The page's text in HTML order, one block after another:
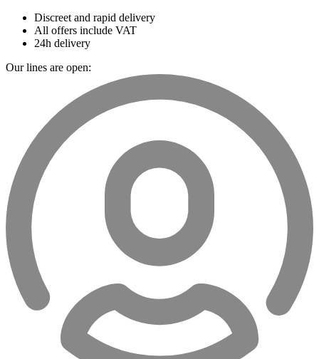
Discreet and rapid delivery
All offers include VAT
24h delivery
Our lines are open: